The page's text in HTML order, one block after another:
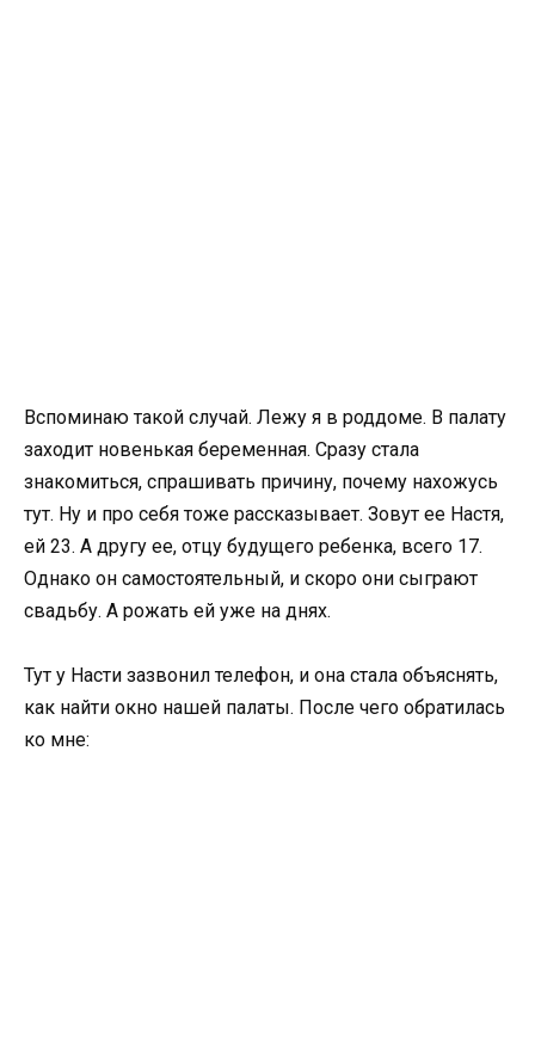
Вспоминаю такой случай. Лежу я в роддоме. В палату
заходит новенькая беременная. Сразу стала
знакомиться, спрашивать причину, почему нахожусь
тут. Ну и про себя тоже рассказывает. Зовут ее Настя,
ей 23. А другу ее, отцу будущего ребенка, всего 17.
Однако он самостоятельный, и скоро они сыграют
свадьбу. А рожать ей уже на днях.
Тут у Насти зазвонил телефон, и она стала объяснять,
как найти окно нашей палаты. После чего обратилась
ко мне: